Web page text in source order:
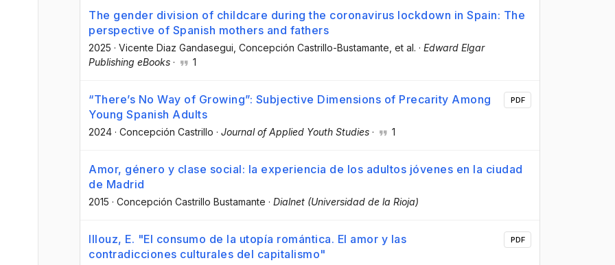
The gender division of childcare during the coronavirus lockdown in Spain: The
perspective of Spanish mothers and fathers
2025 · Vicente Diaz Gandasegui , Concepción Castrillo-Bustamante , et al. · Edward Elgar
Publishing eBooks · 1
“There’s No Way of Growing”: Subjective Dimensions of Precarity Among
Young Spanish Adults
2024 · Concepción Castrillo · Journal of Applied Youth Studies · 1
PDF
Amor, género y clase social: la experiencia de los adultos jóvenes en la ciudad
de Madrid
2015 · Concepción Castrillo Bustamante · Dialnet (Universidad de la Rioja)
Illouz, E. "El consumo de la utopía romántica. El amor y las
contradicciones culturales del capitalismo"
PDF